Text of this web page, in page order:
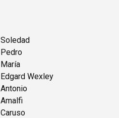
Soledad
Pedro
María
Edgard Wexley
Antonio
Amalfi
Caruso